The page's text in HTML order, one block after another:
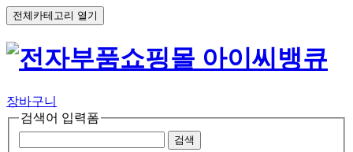
전체카테고리 열기
장바구니
검색어 입력폼
검색